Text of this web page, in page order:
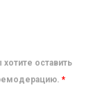
оставить
*